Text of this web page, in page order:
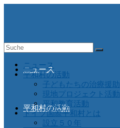
ニュース
平和村の活動
Suche
ニュース
平和村の活動
子どもたちの治療援助
現地プロジェクト活動
平和教育活動
ドイツ国際平和村とは
設立５０年